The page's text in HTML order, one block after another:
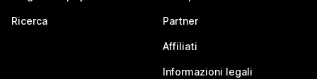
Ricerca Partner
Affiliati
Informazioni legali